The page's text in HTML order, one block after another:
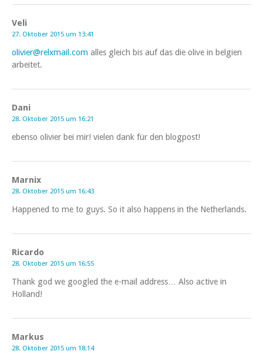
Veli
27. Oktober 2015 um 13:41
olivier@relxmail.com alles gleich bis auf das die olive in belgien
arbeitet.
Dani
28. Oktober 2015 um 16:21
ebenso olivier bei mir! vielen dank für den blogpost!
Marnix
28. Oktober 2015 um 16:43
Happened to me to guys. So it also happens in the Netherlands.
Ricardo
28. Oktober 2015 um 16:55
Thank god we googled the e-mail address… Also active in
Holland!
Markus
28. Oktober 2015 um 18:14